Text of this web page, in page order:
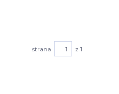
strana z 1